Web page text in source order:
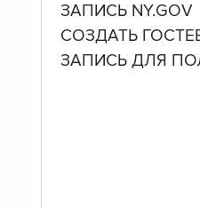
ЗАПИСЬ NY.GOV
СОЗДАТЬ
ЗАПИСЬ ДЛЯ